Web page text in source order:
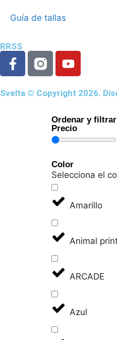
Guía de tallas
RRSS
Svelta © Copyright 2026.
Ordenar y filtrar
Precio
Color
Selecciona el
Amarillo
Animal
ARCADE
Azul